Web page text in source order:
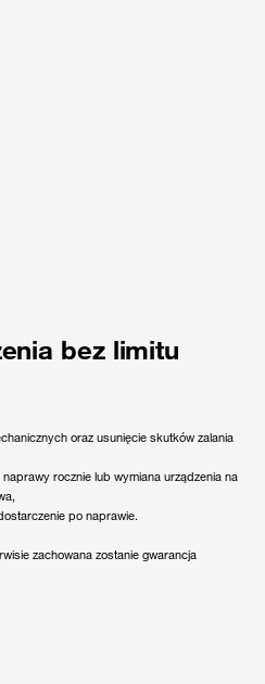
bez limitu
oraz usunięcie skutków zalania
rocznie lub wymiana urządzenia na
po naprawie.
zachowana zostanie gwarancja